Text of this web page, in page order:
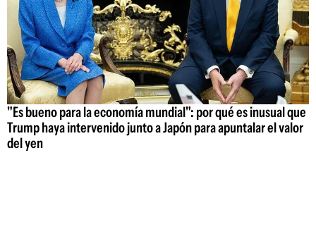
"Es bueno para la economía mundial": por qué es inusual que
Trump haya intervenido junto a Japón para apuntalar el valor
del yen